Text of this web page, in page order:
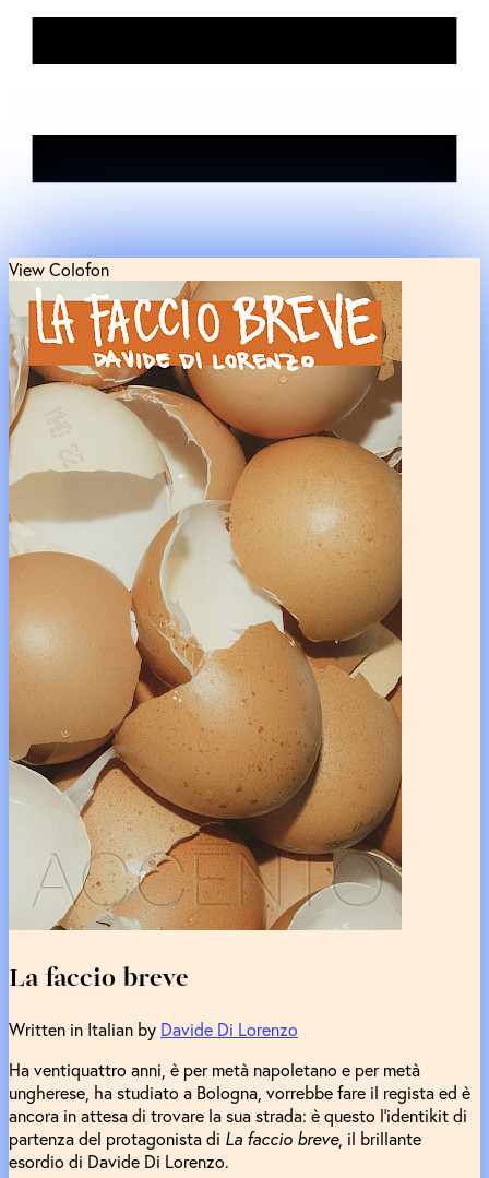
View Colofon
La faccio breve
Written in Italian by Davide Di Lorenzo
Ha ventiquattro anni, è per metà napoletano e per metà
ungherese, ha studiato a Bologna, vorrebbe fare il regista ed è
ancora in attesa di trovare la sua strada: è questo l’identikit di
partenza del protagonista di La faccio breve, il brillante
esordio di Davide Di Lorenzo.